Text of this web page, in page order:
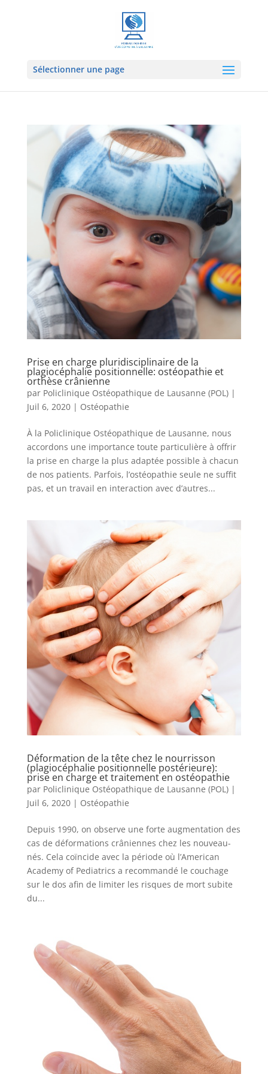
Sélectionner une page
Prise en charge pluridisciplinaire de la
plagiocéphalie positionnelle: ostéopathie et
orthèse crânienne
par Policlinique Ostéopathique de Lausanne (POL)|
Juil 6, 2020| Ostéopathie
À la Policlinique Ostéopathique de Lausanne, nous
accordons une importance toute particulière à offrir
la prise en charge la plus adaptée possible à chacun
de nos patients. Parfois, l’ostéopathie seule ne suffit
pas, et un travail en interaction avec d’autres...
Déformation de la tête chez le nourrisson
(plagiocéphalie positionnelle postérieure):
prise en charge et traitement en ostéopathie
par Policlinique Ostéopathique de Lausanne (POL)|
Juil 6, 2020| Ostéopathie
Depuis 1990, on observe une forte augmentation des
cas de déformations crâniennes chez les nouveau-
nés. Cela coïncide avec la période où l’American
Academy of Pediatrics a recommandé le couchage
sur le dos afin de limiter les risques de mort subite
du...